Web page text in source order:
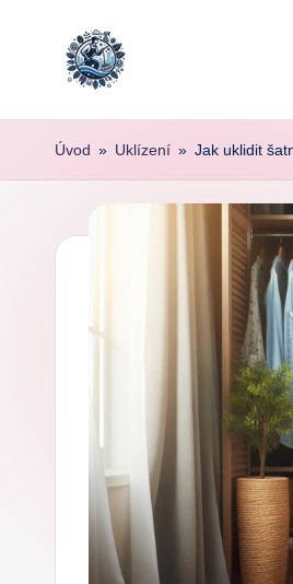
content
Úvod » Uklízení » Jak uklidit